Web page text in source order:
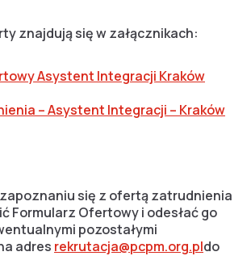
znajdują się w załącznikach:
Asystent Integracji Kraków
– Asystent Integracji – Kraków
zapoznaniu się z ofertą zatrudnienia
Formularz Ofertowy i odesłać go
pozostałymi
adres rekrutacja@pcpm.org.pldo